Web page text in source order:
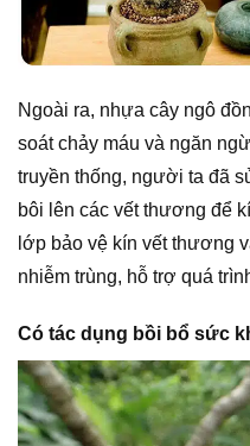
Ngoài ra, nhựa cây ngô
soát chảy máu và ngăn
truyền thống, người ta đã
bôi lên các vết thương để
lớp bảo vệ kín vết thương
nhiễm trùng, hỗ trợ quá
Có tác dụng bồi bổ sức